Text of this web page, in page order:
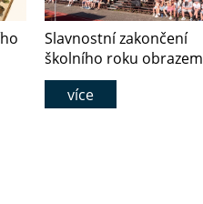
Slavnostní zakončení
školního roku obrazem
více